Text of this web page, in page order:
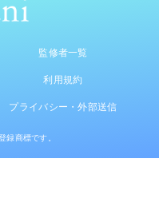
監修者一覧
利用規約
プライバシー・外部送信
商標です。